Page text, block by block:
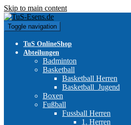
Skip to main content
Toggle navigation
TuS OnlineShop
Abteilungen
Badminton
Basketball
Basketball Herren
Basketball_Jugend
Boxen
Fußball
Fussball Herren
1. Herren